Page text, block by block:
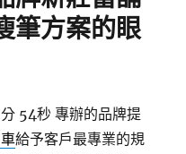
筆方案的眼
54秒 專辦的品牌提
給予客戶最專業的規